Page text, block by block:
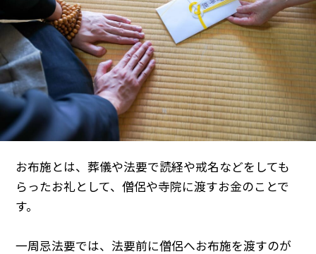
お布施とは、葬儀や法要で読経や戒名などをしても
らったお礼として、僧侶や寺院に渡すお金のことで
す。
一周忌法要では、法要前に僧侶へお布施を渡すのが